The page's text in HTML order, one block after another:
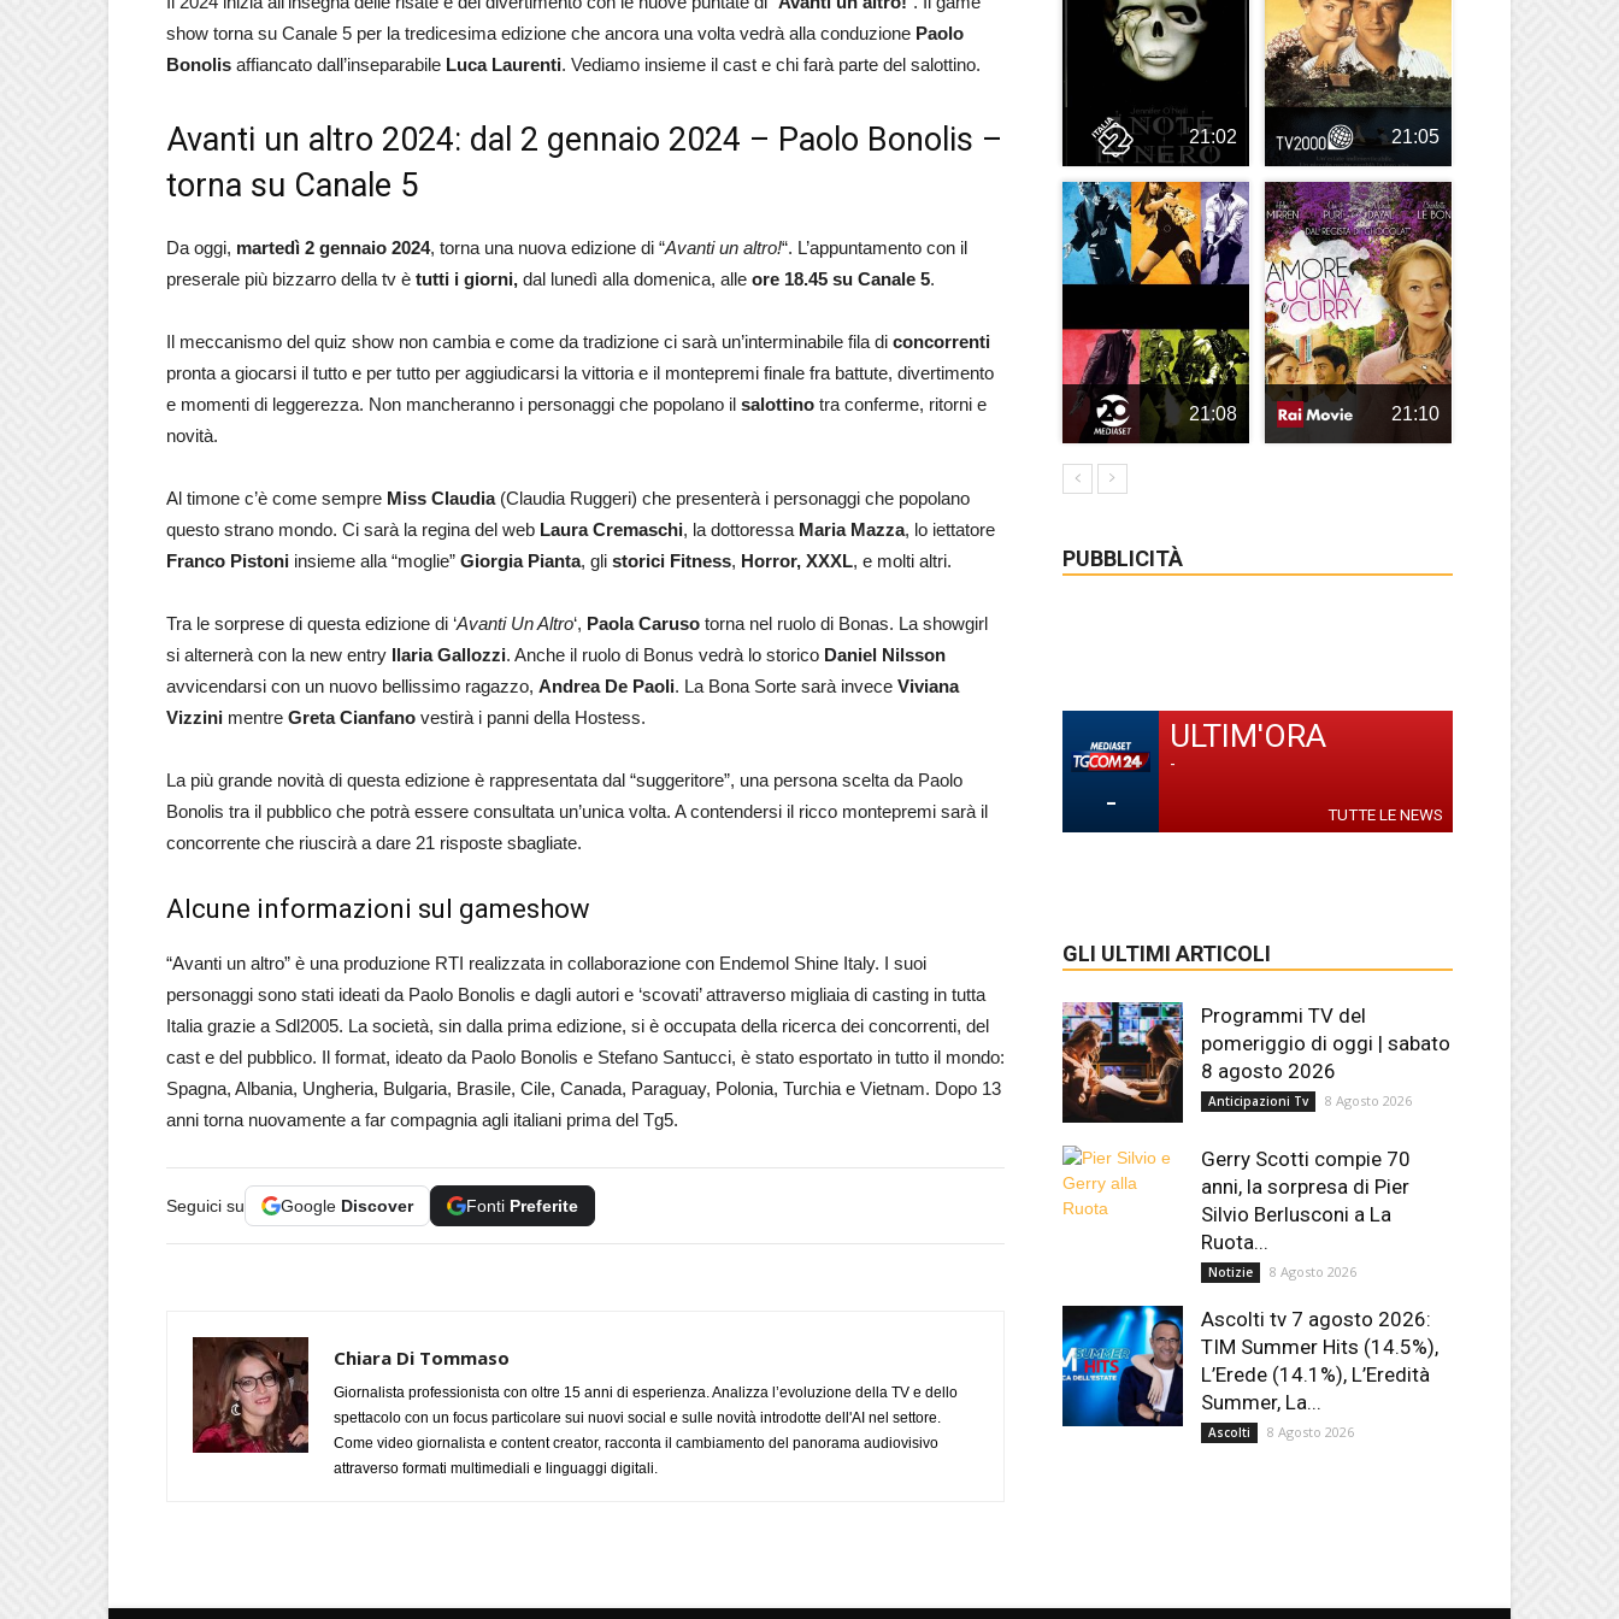
show torna su Canale 5 per la tredicesima edizione che ancora una volta vedrà alla conduzione Paolo
Bonolis affiancato dall’inseparabile Luca Laurenti. Vediamo insieme il cast e chi farà parte del salottino.
Avanti un altro 2024: dal 2 gennaio 2024 – Paolo Bonolis –
torna su Canale 5
Da oggi, martedì 2 gennaio 2024, torna una nuova edizione di “Avanti un altro!“. L’appuntamento con il
preserale più bizzarro della tv è tutti i giorni, dal lunedì alla domenica, alle ore 18.45 su Canale 5.
Il meccanismo del quiz show non cambia e come da tradizione ci sarà un’interminabile fila di concorrenti
pronta a giocarsi il tutto e per tutto per aggiudicarsi la vittoria e il montepremi finale fra battute, divertimento
e momenti di leggerezza. Non mancheranno i personaggi che popolano il salottino tra conferme, ritorni e
novità.
Al timone c’è come sempre Miss Claudia(Claudia Ruggeri) che presenterà i personaggi che popolano
questo strano mondo. Ci sarà la regina del web Laura Cremaschi, la dottoressa Maria Mazza, lo iettatore
Franco Pistoni insieme alla “moglie” Giorgia Pianta, gli storici Fitness, Horror, XXXL, e molti altri.
Tra le sorprese di questa edizione di ‘Avanti Un Altro‘, Paola Caruso torna nel ruolo di Bonas. La showgirl
si alternerà con la new entry Ilaria Gallozzi. Anche il ruolo di Bonus vedrà lo storico Daniel Nilsson
avvicendarsi con un nuovo bellissimo ragazzo, Andrea De Paoli. La Bona Sorte sarà invece Viviana
Vizzini mentre Greta Cianfano vestirà i panni della Hostess.
La più grande novità di questa edizione è rappresentata dal “suggeritore”, una persona scelta da Paolo
Bonolis tra il pubblico che potrà essere consultata un’unica volta. A contendersi il ricco montepremi sarà il
concorrente che riuscirà a dare 21 risposte sbagliate.
Alcune informazioni sul gameshow
“Avanti un altro” è una produzione RTI realizzata in collaborazione con Endemol Shine Italy. I suoi
personaggi sono stati ideati da Paolo Bonolis e dagli autori e ‘scovati’ attraverso migliaia di casting in tutta
Italia grazie a Sdl2005. La società, sin dalla prima edizione, si è occupata della ricerca dei concorrenti, del
cast e del pubblico. Il format, ideato da Paolo Bonolis e Stefano Santucci, è stato esportato in tutto il mondo:
Spagna, Albania, Ungheria, Bulgaria, Brasile, Cile, Canada, Paraguay, Polonia, Turchia e Vietnam. Dopo 13
anni torna nuovamente a far compagnia agli italiani prima del Tg5.
Seguici su Google Discover Fonti Preferite
Chiara Di Tommaso
Giornalista professionista con oltre 15 anni di esperienza. Analizza l’evoluzione della TV e dello
spettacolo con un focus particolare sui nuovi social e sulle novità introdotte dell'AI nel settore.
Come video giornalista e content creator, racconta il cambiamento del panorama audiovisivo
attraverso formati multimediali e linguaggi digitali.
21:02 21:05
21:08 21:10
PUBBLICITÀ
-
ULTIM'ORA
-
TUTTE LE NEWS
GLI ULTIMI ARTICOLI
Programmi TV del
pomeriggio di oggi | sabato
8 agosto 2026
Anticipazioni Tv 8 Agosto 2026
Gerry Scotti compie 70
anni, la sorpresa di Pier
Silvio Berlusconi a La
Ruota...
Notizie 8 Agosto 2026
Ascolti tv 7 agosto 2026:
TIM Summer Hits (14.5%),
L’Erede (14.1%), L’Eredità
Summer, La...
Ascolti 8 Agosto 2026